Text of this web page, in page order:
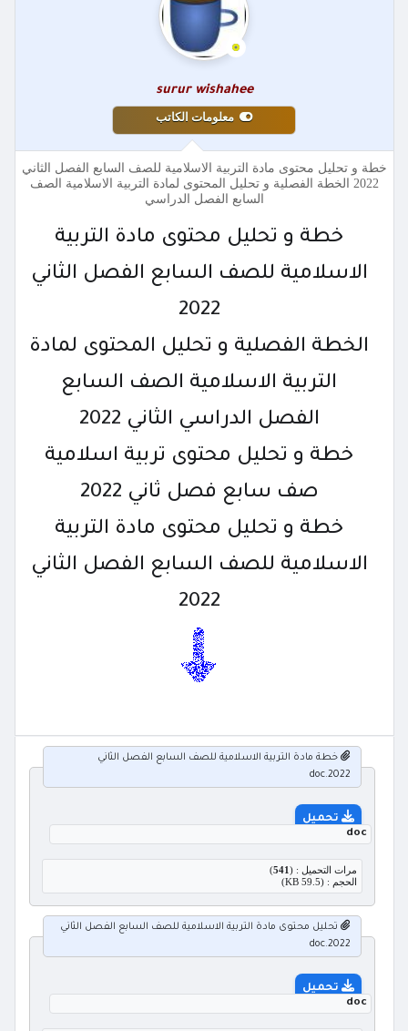
surur wishahee
معلومات الكاتب
خطة و تحليل محتوى مادة التربية الاسلامية للصف السابع الفصل الثاني
2022 الخطة الفصلية و تحليل المحتوى لمادة التربية الاسلامية الصف
السابع الفصل الدراسي
خطة و تحليل محتوى مادة التربية
الاسلامية للصف السابع الفصل الثاني
2022
الخطة الفصلية و تحليل المحتوى لمادة
التربية الاسلامية الصف السابع
الفصل الدراسي الثاني 2022
خطة و تحليل محتوى تربية اسلامية
صف سابع فصل ثاني 2022
خطة و تحليل محتوى مادة التربية
الاسلامية للصف السابع الفصل الثاني
2022
خطة مادة التربية الاسلامية للصف السابع الفصل الثاني
2022.doc
تحميل
doc
مرات التحميل : (541
)
الحجم : (59.5 KB)
تحليل محتوى مادة التربية الاسلامية للصف السابع الفصل الثاني
2022.doc
تحميل
doc